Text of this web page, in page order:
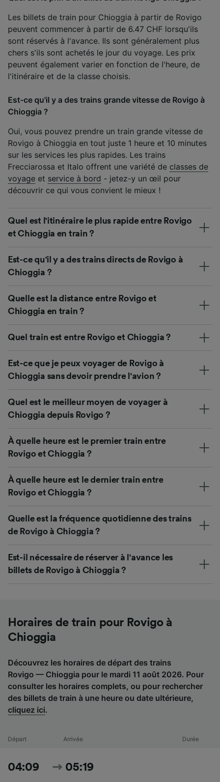
Les billets de train pour Chioggia à partir de Rovigo
peuvent commencer à partir de 6.47 CHF lorsqu'ils
sont réservés à l'avance. Ils sont généralement plus
chers s'ils sont achetés le jour du voyage. Les prix
peuvent également varier en fonction de l'heure, de
l'itinéraire et de la classe choisis.
Est-ce qu'il y a des trains grande vitesse de Rovigo à
Chioggia ?
Oui, vous pouvez prendre un train grande vitesse de
Rovigo à Chioggia en tout juste 1 heure et 10 minutes
sur les services les plus rapides. Les trains
Frecciarossa et Italo offrent une variété de classes de
voyage et service à bord - jetez-y un œil pour
découvrir ce qui vous convient le mieux !
Quel est l'itinéraire le plus rapide entre Rovigo
et Chioggia en train ?
Est-ce qu'il y a des trains directs de Rovigo à
Chioggia ?
Quelle est la distance entre Rovigo et
Chioggia en train ?
Quel train est entre Rovigo et Chioggia ?
Est-ce que je peux voyager de Rovigo à
Chioggia sans devoir prendre l'avion ?
Quel est le meilleur moyen de voyager à
Chioggia depuis Rovigo ?
À quelle heure est le premier train entre
Rovigo et Chioggia ?
À quelle heure est le dernier train entre
Rovigo et Chioggia ?
Quelle est la fréquence quotidienne des trains
de Rovigo à Chioggia ?
Est-il nécessaire de réserver à l'avance les
billets de Rovigo à Chioggia ?
Horaires de train pour Rovigo à
Chioggia
Découvrez les horaires de départ des trains
Rovigo — Chioggia pour le mardi 11 août 2026. Pour
consulter les horaires complets, ou pour rechercher
des billets de train à une heure ou date ultérieure,
cliquez ici.
Départ Arrivée Durée
04:09 05:19